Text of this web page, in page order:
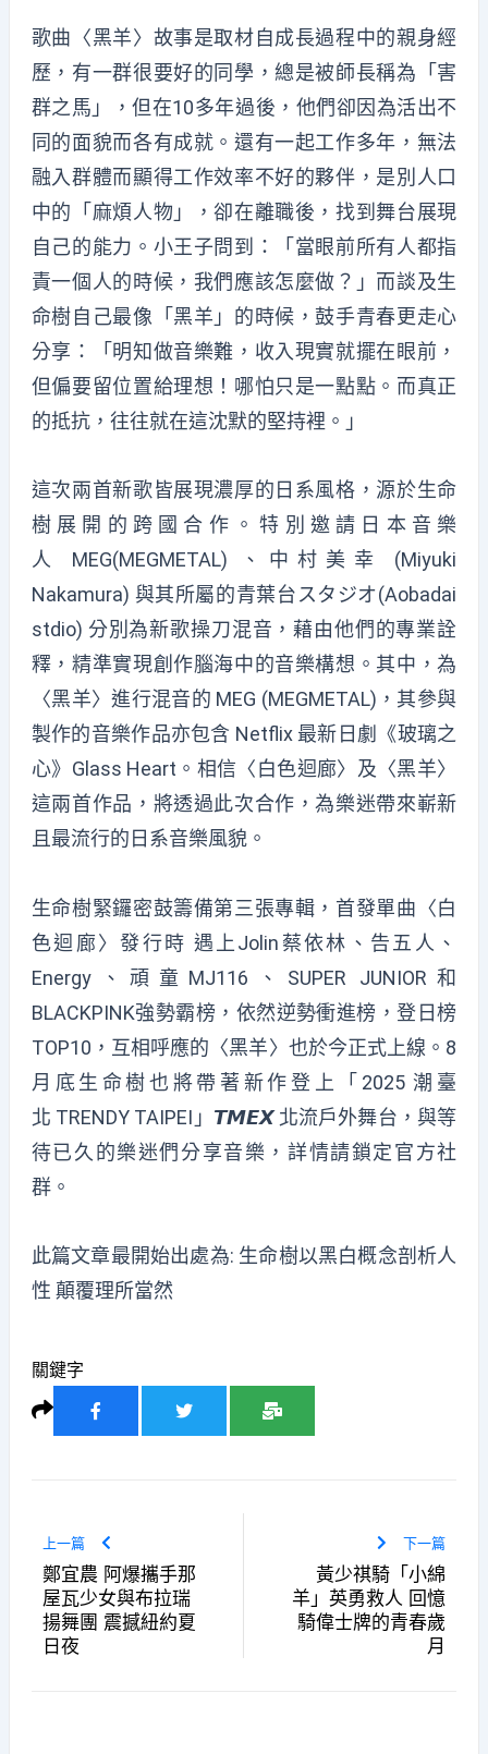
歌曲〈黑羊〉故事是取材自成長過程中的親身經
歷，有一群很要好的同學，總是被師長稱為「害
群之馬」，但在10多年過後，他們卻因為活出不
同的面貌而各有成就。還有一起工作多年，無法
融入群體而顯得工作效率不好的夥伴，是別人口
中的「麻煩人物」，卻在離職後，找到舞台展現
自己的能力。小王子問到：「當眼前所有人都指
責一個人的時候，我們應該怎麼做？」而談及生
命樹自己最像「黑羊」的時候，鼓手青春更走心
分享：「明知做音樂難，收入現實就擺在眼前，
但偏要留位置給理想！哪怕只是一點點。而真正
的抵抗，往往就在這沈默的堅持裡。」
這次兩首新歌皆展現濃厚的日系風格，源於生命
樹展開的跨國合作。特別邀請日本音樂
人 MEG(MEGMETAL) 、中村美幸 (Miyuki
Nakamura) 與其所屬的青葉台スタジオ(Aobadai
stdio) 分別為新歌操刀混音，藉由他們的專業詮
釋，精準實現創作腦海中的音樂構想。其中，為
〈黑羊〉進行混音的 MEG (MEGMETAL)，其參與
製作的音樂作品亦包含 Netflix 最新日劇《玻璃之
心》Glass Heart。相信〈白色迴廊〉及〈黑羊〉
這兩首作品，將透過此次合作，為樂迷帶來嶄新
且最流行的日系音樂風貌。
生命樹緊鑼密鼓籌備第三張專輯，首發單曲〈白
色迴廊〉發行時 遇上Jolin蔡依林、告五人、
Energy、頑童MJ116、SUPER JUNIOR和
BLACKPINK強勢霸榜，依然逆勢衝進榜，登日榜
TOP10，互相呼應的〈黑羊〉也於今正式上線。8
月底生命樹也將帶著新作登上「2025 潮臺
北 TRENDY TAIPEI」𝙏𝙈𝙀𝙓 北流戶外舞台，與等
待已久的樂迷們分享音樂，詳情請鎖定官方社
群。
此篇文章最開始出處為: 生命樹以黑白概念剖析人
性 顛覆理所當然
關鍵字
上一篇
鄭宜農 阿爆攜手那
屋瓦少女與布拉瑞
揚舞團 震撼紐約夏
日夜
下一篇
黃少祺騎「小綿
羊」英勇救人 回憶
騎偉士牌的青春歲
月